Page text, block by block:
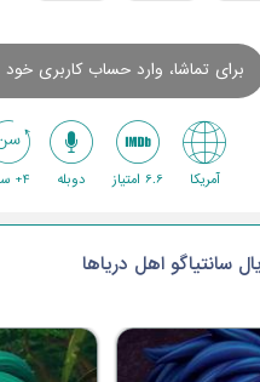
برای تماشا، وارد حساب کاربری
آمریکا 6.6 امتیاز دوبله 4+ سال